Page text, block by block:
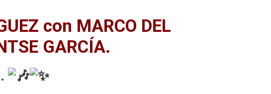
con MARCO DEL
GARCÍA.